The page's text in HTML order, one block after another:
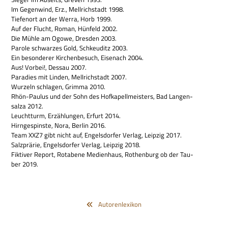
Im Gegen­wind, Erz., Mell­rich­stadt 1998.
Tie­fen­ort an der Werra, Horb 1999.
Auf der Flucht, Roman, Hün­feld 2002.
Die Mühle am Ogowe, Dres­den 2003.
Parole schwar­zes Gold, Schkeu­ditz 2003.
Ein beson­de­rer Kir­chen­be­such, Eisen­ach 2004.
Aus! Vor­bei!, Des­sau 2007.
Para­dies mit Lin­den, Mell­rich­stadt 2007.
Wur­zeln schla­gen, Grimma 2010.
Rhön-Pau­lus und der Sohn des Hof­ka­pell­mei­sters, Bad Lan­gen­
salza 2012.
Leucht­turm, Erzäh­lun­gen, Erfurt 2014.
Hirn­ge­spin­ste, Nora, Ber­lin 2016.
Team XXZ7 gibt nicht auf, Engels­dor­fer Ver­lag, Leip­zig 2017.
Salz­prä­rie, Engels­dor­fer Ver­lag, Leip­zig 2018.
Fik­ti­ver Report, Rota­bene Medi­en­haus, Rothen­burg ob der Tau­
ber 2019.
Autorenlexikon